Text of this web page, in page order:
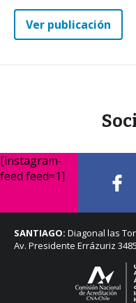
Ver publicación
[instagram-
feed feed=1]
SANTIAGO: Diagonal las
Av. Presidente Errázuriz